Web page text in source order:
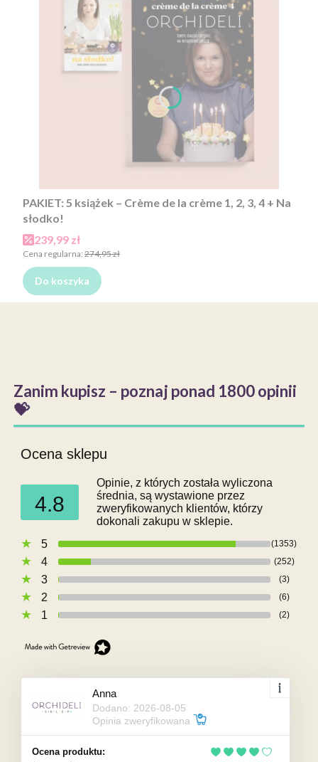
PAKIET: 5 książek – Crème de la crème 1, 2, 3, 4 + Na
słodko!
Cena promocyjna
239,99 zł
Cena regularna: 274,95 zł
Do koszyka
Zanim kupisz – poznaj ponad 1800 opinii
💝
Ocena sklepu
4.8
Opinie, z których została wyliczona
średnia, są wystawione przez
zweryfikowanych klientów, którzy
dokonali zakupu w sklepie.
5
(1353)
4 (252)
3 (3)
2 (6)
1 (2)
Anna
Dodano: 2026-08-05
Opinia zweryfikowana
Ocena produktu: